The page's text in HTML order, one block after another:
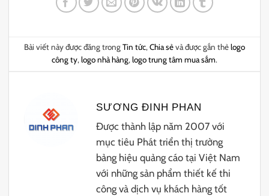
Bài viết này được đăng trongTin tức,Chia sẻvà được gắn thẻlogo
công ty,logo nhà hàng,logo trung tâm mua sắm.
SƯƠNG ĐINH PHAN
Được thành lập năm 2007 với
mục tiêu Phát triển thị trường
bảng hiệu quảng cáo tại Việt Nam
với những sản phẩm thiết kế thi
công và dịch vụ khách hàng tốt